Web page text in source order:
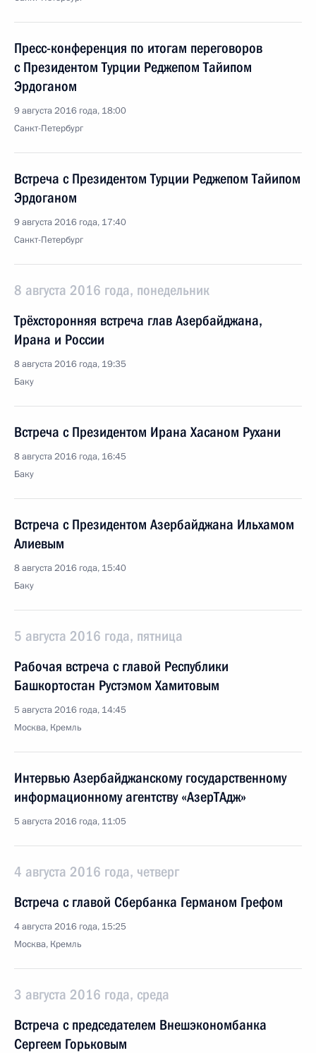
Пресс-конференция по итогам переговоров
с Президентом Турции Реджепом Тайипом
Эрдоганом
9 августа 2016 года, 18:00
Санкт-Петербург
Встреча с Президентом Турции Реджепом Тайипом
Эрдоганом
9 августа 2016 года, 17:40
Санкт-Петербург
8 августа 2016 года, понедельник
Трёхсторонняя встреча глав Азербайджана,
Ирана и России
8 августа 2016 года, 19:35
Баку
Встреча с Президентом Ирана Хасаном Рухани
8 августа 2016 года, 16:45
Баку
Встреча с Президентом Азербайджана Ильхамом
Алиевым
8 августа 2016 года, 15:40
Баку
5 августа 2016 года, пятница
Рабочая встреча с главой Республики
Башкортостан Рустэмом Хамитовым
5 августа 2016 года, 14:45
Москва, Кремль
Интервью Азербайджанскому государственному
информационному агентству «АзерТАдж»
5 августа 2016 года, 11:05
4 августа 2016 года, четверг
Встреча с главой Сбербанка Германом Грефом
4 августа 2016 года, 15:25
Москва, Кремль
3 августа 2016 года, среда
Встреча с председателем Внешэкономбанка
Сергеем Горьковым